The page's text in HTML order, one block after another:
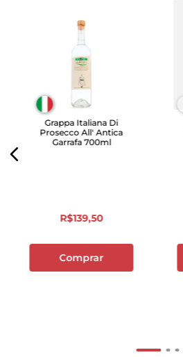
Grappa Italiana Di
Prosecco All' Antica
Garrafa 700ml
R$139,50
Comprar